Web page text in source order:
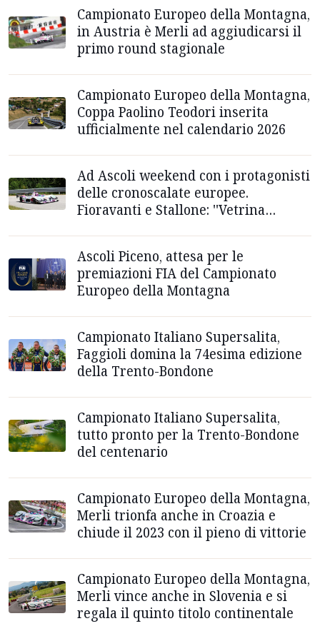
Campionato Europeo della Montagna,
in Austria è Merli ad aggiudicarsi il
primo round stagionale
Campionato Europeo della Montagna,
Coppa Paolino Teodori inserita
ufficialmente nel calendario 2026
Ad Ascoli weekend con i protagonisti
delle cronoscalate europee.
Fioravanti e Stallone: ''Vetrina
Ascoli Piceno, attesa per le
premiazioni FIA del Campionato
Europeo della Montagna
Campionato Italiano Supersalita,
Faggioli domina la 74esima edizione
della Trento-Bondone
Campionato Italiano Supersalita,
tutto pronto per la Trento-Bondone
del centenario
Campionato Europeo della Montagna,
Merli trionfa anche in Croazia e
chiude il 2023 con il pieno di vittorie
Campionato Europeo della Montagna,
Merli vince anche in Slovenia e si
regala il quinto titolo continentale